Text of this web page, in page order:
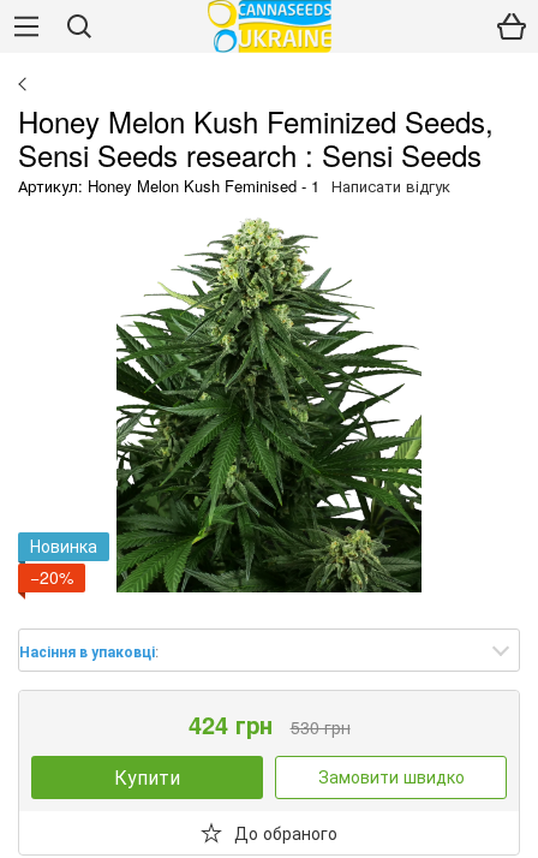
Honey Melon Kush Feminized Seeds,
Sensi Seeds research : Sensi Seeds
Артикул: Honey Melon Kush Feminised - 1 Написати відгук
Новинка
−20%
Насіння в упаковці:
424 грн 530 грн
Купити Замовити швидко
До обраного